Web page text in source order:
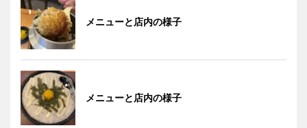
メニューと店内の様子
メニューと店内の様子